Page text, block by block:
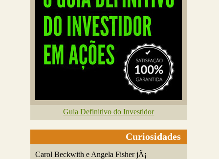
Guia Definitivo do Investidor
Curiosidades
Carol Beckwith e Angela Fisher jÃ¡